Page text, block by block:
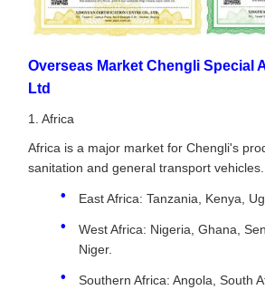
Overseas Market Chengli Special
Ltd
1. Africa
Africa is a major market for Chengli's
sanitation and general transport vehicles.
East Africa: Tanzania, Kenya,
West Africa: Nigeria, Ghana,
Niger.
Southern Africa: Angola, South